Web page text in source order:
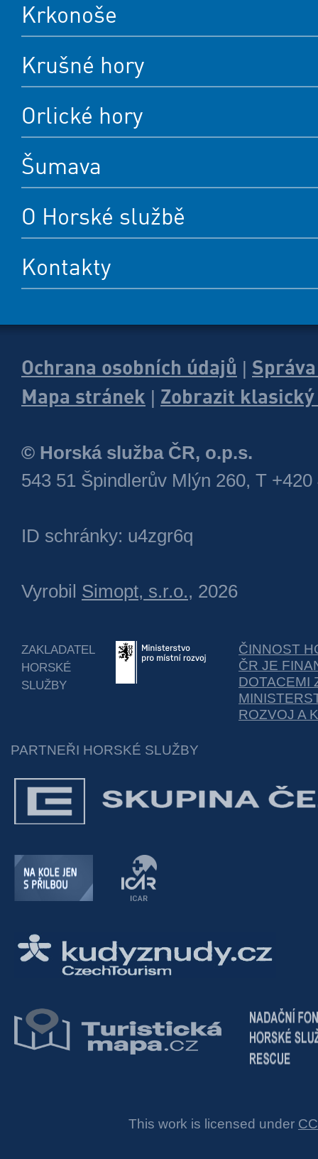
Krkonoše
Krušné hory
Orlické hory
Šumava
O Horské službě
Kontakty
Ochrana osobních údajů
Mapa stránek
Zobrazit
© Horská služba ČR, o.p.s.
543 51 Špindlerův Mlýn 260, T +420
ID schránky: u4zgr6q
Vyrobil Simopt, s.r.o., 2026
ZAKLADATEL
HORSKÉ
SLUŽBY
ČINNOST
ČR JE
DOTACEMI
ROZVOJ A
PARTNEŘI HORSKÉ SLUŽBY
This work is licensed under